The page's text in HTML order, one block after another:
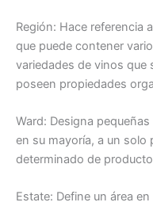
Región: Hace referencia
que puede contener
variedades de vinos que
poseen propiedades
Ward: Designa
en su mayoría, a un solo
determinado de
Estate: Define un área